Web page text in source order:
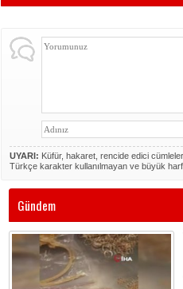
UYARI: Küfür, hakaret, rencide edici
Türkçe karakter kullanılmayan ve büyük
Gündem